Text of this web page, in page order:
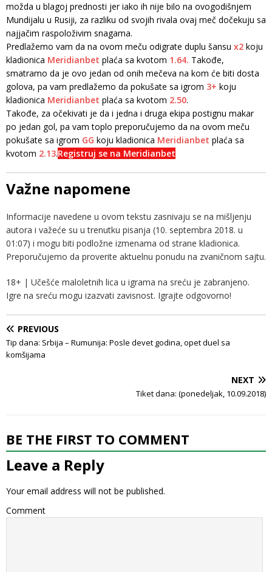
možda u blagoj prednosti jer iako ih nije bilo na ovogodišnjem
Mundijalu u Rusiji, za razliku od svojih rivala ovaj meč dočekuju sa
najjačim raspoloživim snagama.
Predlažemo vam da na ovom meču odigrate duplu šansu x2 koju
kladionica Meridianbet plaća sa kvotom 1.64. Takođe,
smatramo da je ovo jedan od onih mečeva na kom će biti dosta
golova, pa vam predlažemo da pokušate sa igrom 3+ koju
kladionica Meridianbet plaća sa kvotom 2.50.
Takođe, za očekivati je da i jedna i druga ekipa postignu makar
po jedan gol, pa vam toplo preporučujemo da na ovom meču
pokušate sa igrom GG koju kladionica Meridianbet plaća sa
kvotom 2.13.Registruj se na Meridianbet
Važne napomene
Informacije navedene u ovom tekstu zasnivaju se na mišljenju
autora i važeće su u trenutku pisanja (10. septembra 2018. u
01:07) i mogu biti podložne izmenama od strane kladionica.
Preporučujemo da proverite aktuelnu ponudu na zvaničnom sajtu.
18+ | Učešće maloletnih lica u igrama na sreću je zabranjeno.
Igre na sreću mogu izazvati zavisnost. Igrajte odgovorno!
PREVIOUS
Tip dana: Srbija – Rumunija: Posle devet godina, opet duel sa
komšijama
NEXT
Tiket dana: (ponedeljak, 10.09.2018)
BE THE FIRST TO COMMENT
Leave a Reply
Your email address will not be published.
Comment